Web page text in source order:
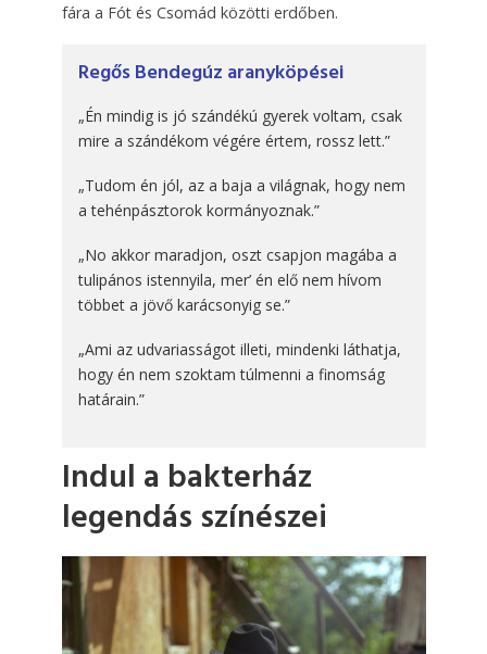
fára a Fót és Csomád közötti erdőben.
Regős Bendegúz aranyköpései
„Én mindig is jó szándékú gyerek voltam, csak
mire a szándékom végére értem, rossz lett.”
„Tudom én jól, az a baja a világnak, hogy nem
a tehénpásztorok kormányoznak.”
„No akkor maradjon, oszt csapjon magába a
tulipános istennyila, mer’ én elő nem hívom
többet a jövő karácsonyig se.”
„Ami az udvariasságot illeti, mindenki láthatja,
hogy én nem szoktam túlmenni a finomság
határain.”
Indul a bakterház
legendás színészei